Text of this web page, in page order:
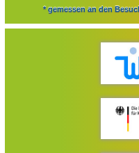
* gemessen an den